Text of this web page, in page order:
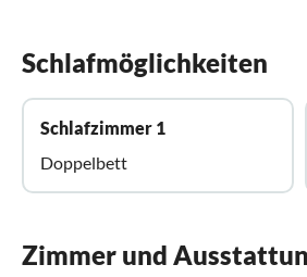
Schlafmöglichkeiten
Schlafzimmer 1
Doppelbett
Zimmer und